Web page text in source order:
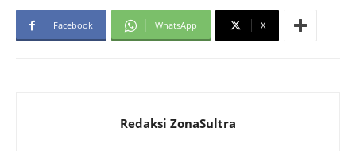
Facebook WhatsApp X
Redaksi ZonaSultra